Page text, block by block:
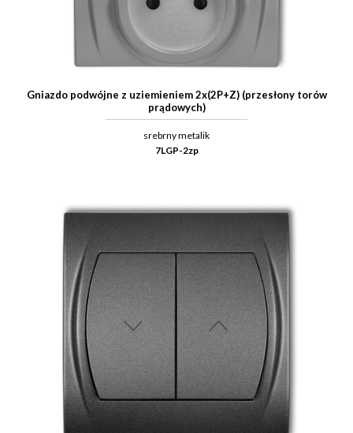
Gniazdo podwójne z uziemieniem 2x(2P+Z) (przesłony torów
prądowych)
srebrny metalik
7LGP-2zp